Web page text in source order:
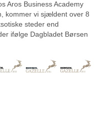
Aros Business Academy
kommer vi sjældent over 8
steder end
ifølge Dagbladet Børsen